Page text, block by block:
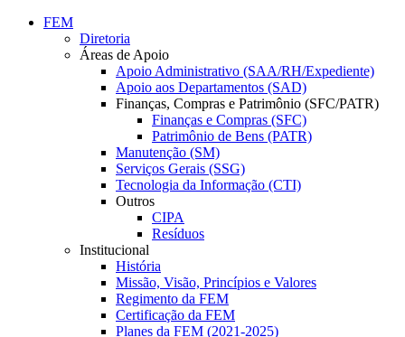
Conteúdo principal
FEM
Diretoria
Áreas de Apoio
Apoio Administrativo (SAA/RH/Expediente)
Apoio aos Departamentos (SAD)
Finanças, Compras e Patrimônio (SFC/PATR)
Finanças e Compras (SFC)
Patrimônio de Bens (PATR)
Manutenção (SM)
Serviços Gerais (SSG)
Tecnologia da Informação (CTI)
Outros
CIPA
Resíduos
Institucional
História
Missão, Visão, Princípios e Valores
Regimento da FEM
Certificação da FEM
Planes da FEM (2021-2025)